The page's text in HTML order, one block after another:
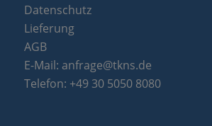
Datenschutz
Lieferung
AGB
E-Mail: anfrage@tkns.de
Telefon: +49 30 5050 8080